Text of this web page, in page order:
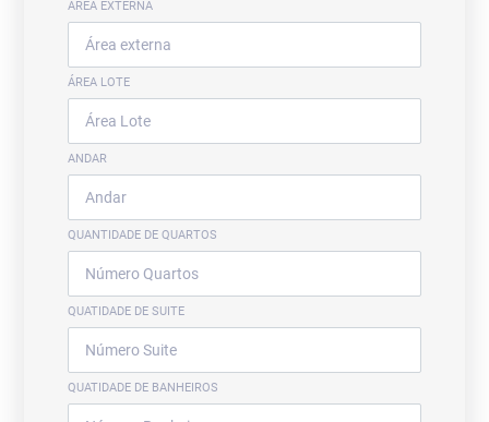
ÁREA EXTERNA
ÁREA LOTE
ANDAR
QUANTIDADE DE QUARTOS
QUATIDADE DE SUITE
QUATIDADE DE BANHEIROS